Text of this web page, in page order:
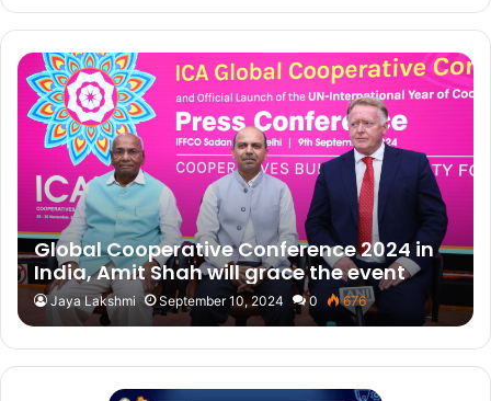
Global Cooperative Conference 2024 in
India, Amit Shah will grace the event
Jaya Lakshmi September 10, 2024 0 676